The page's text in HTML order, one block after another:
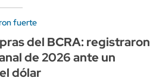
fuerte
del BCRA: registraron
de 2026 ante un
dólar